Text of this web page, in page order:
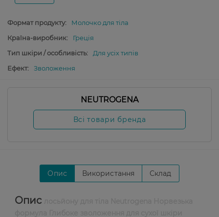
Формат продукту:
Молочко для тіла
Країна-виробник:
Греція
Тип шкіри / особливість:
Для усіх типів
Ефект:
Зволоження
NEUTROGENA
Всі товари бренда
Опис Використання Склад
Опис